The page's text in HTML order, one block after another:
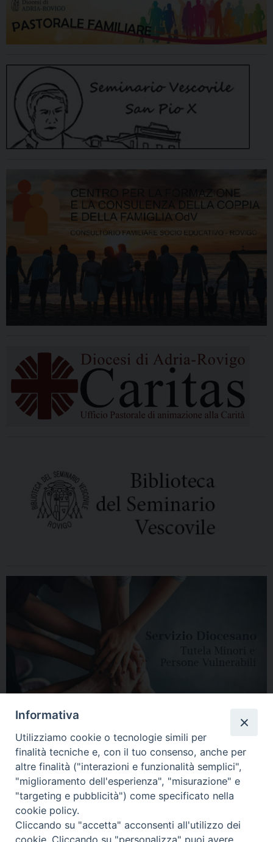
HOME DIOCESI VESCOVO CURIA VESCOVILE NEWS
APPUNTAMENTI CONTATTI SERVIZIO ANTENATI
Informativa
Utilizziamo cookie o tecnologie simili per
finalità tecniche e, con il tuo consenso, anche per
altre finalità ("interazioni e funzionalità semplici",
"miglioramento dell'esperienza", "misurazione" e
"targeting e pubblicità") come specificato nella
cookie policy.
Cliccando su "accetta" acconsenti all'utilizzo dei